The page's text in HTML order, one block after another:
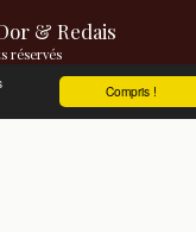
Compris !
& Redais
réservés
|Politique de